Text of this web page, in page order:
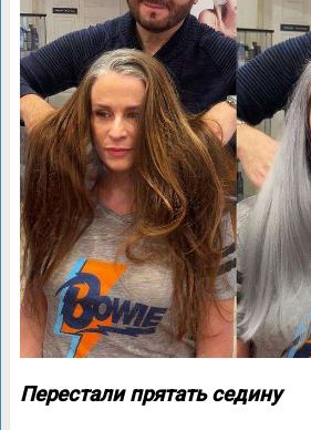
Перестали прятать седину